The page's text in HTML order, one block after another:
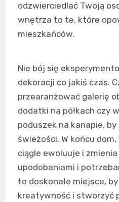
odzwierciedlać Twoją
wnętrza to te, które
mieszkańców.
Nie bój się
dekoracji co jakiś czas.
przearanżować galerię
dodatki na półkach czy
poduszek na kanapie,
świeżości. W końcu
ciągle ewoluuje i
upodobaniami i
to doskonałe miejsce,
kreatywność i stworzyć